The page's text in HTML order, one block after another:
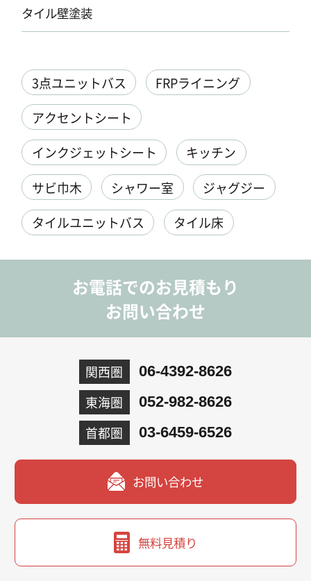
タイル壁塗装
3点ユニットバス
FRPライニング
アクセントシート
インクジェットシート
キッチン
サビ巾木
シャワー室
ジャグジー
タイルユニットバス
タイル床
お電話でのお見積もり
お問い合わせ
関西圏 06-4392-8626
東海圏 052-982-8626
首都圏 03-6459-6526
お問い合わせ
無料見積り